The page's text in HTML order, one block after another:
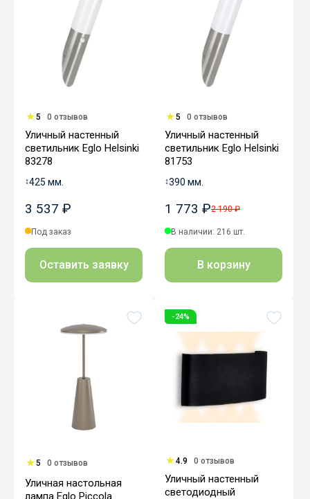
5 0 отзывов
Уличный настенный
светильник Eglo Helsinki
83278
↕425 мм.
3 537 ₽
Под заказ
Оставить заявку
5 0 отзывов
Уличный настенный
светильник Eglo Helsinki
81753
↕390 мм.
1 773 ₽2 190 ₽
В наличии: 216 шт.
В корзину
5 0 отзывов
Уличная настольная
лампа Eglo Piccola
-24%
4.9 0 отзывов
Уличный настенный
светодиодный